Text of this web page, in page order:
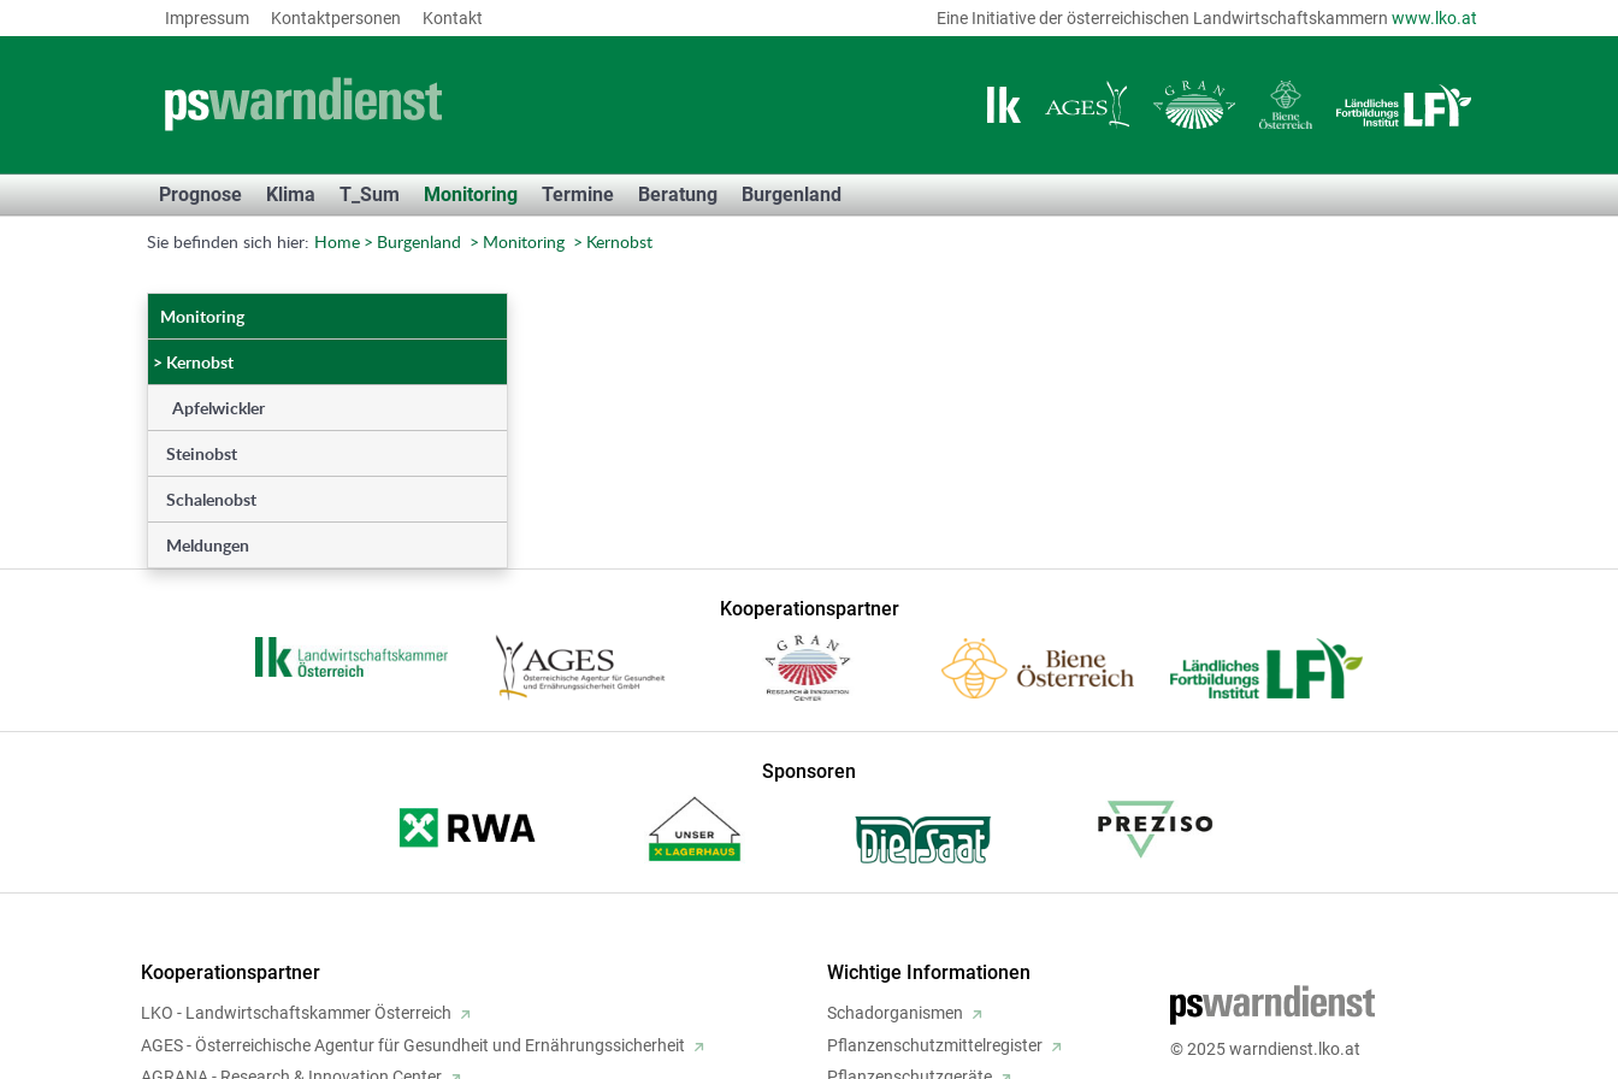
Impressum Kontaktpersonen Kontakt Eine Initiative der österreichischen Landwirtschaftskammern www.lko.at
Prognose Klima T_Sum Monitoring Termine Beratung Burgenland
Sie befinden sich hier: Kernobst
Monitoring
Burgenland
Home
Monitoring
> Kernobst
Apfelwickler
Steinobst
Schalenobst
Meldungen
Kooperationspartner
Sponsoren
Kooperationspartner
LKO - Landwirtschaftskammer Österreich
AGES - Österreichische Agentur für Gesundheit und Ernährungssicherheit
Wichtige Informationen
Schadorganismen
Pflanzenschutzmittelregister
© 2025 warndienst.lko.at